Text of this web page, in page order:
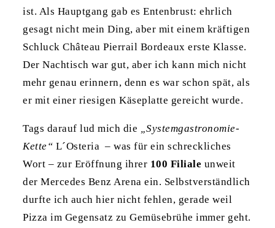
ist. Als Hauptgang gab es Entenbrust: ehrlich
gesagt nicht mein Ding, aber mit einem kräftigen
Schluck Château Pierrail Bordeaux erste Klasse.
Der Nachtisch war gut, aber ich kann mich nicht
mehr genau erinnern, denn es war schon spät, als
er mit einer riesigen Käseplatte gereicht wurde.
Tags darauf lud mich die „Systemgastronomie-
Kette“ L´Osteria – was für ein schreckliches
Wort – zur Eröffnung ihrer 100 Filiale unweit
der Mercedes Benz Arena ein. Selbstverständlich
durfte ich auch hier nicht fehlen, gerade weil
Pizza im Gegensatz zu Gemüsebrühe immer geht.